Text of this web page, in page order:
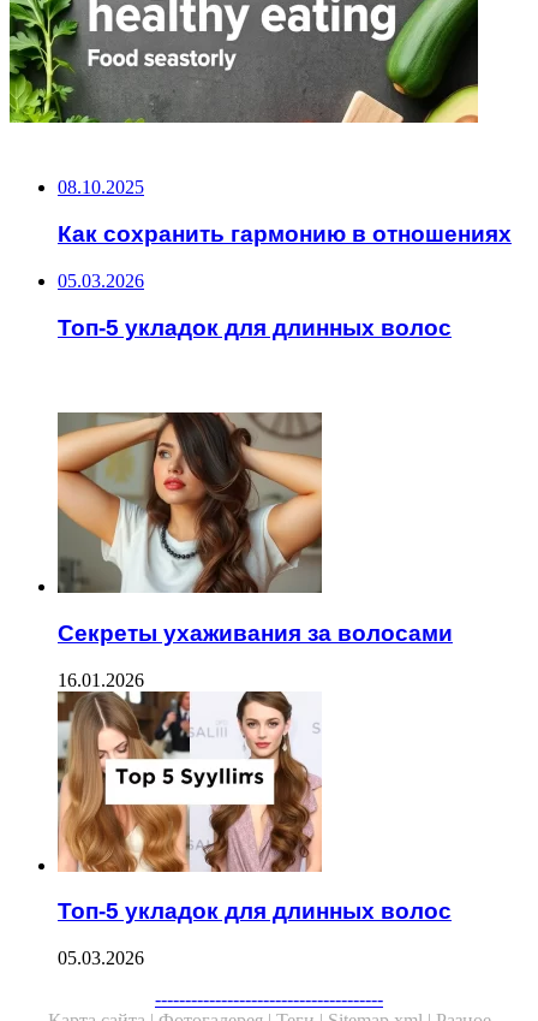
08.10.2025
Как сохранить гармонию в отношениях
05.03.2026
Топ-5 укладок для длинных волос
Секреты ухаживания за волосами
16.01.2026
Топ-5 укладок для длинных волос
05.03.2026
--------------------------------------